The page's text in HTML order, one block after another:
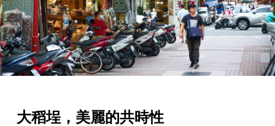
大稻埕，美麗的共時性